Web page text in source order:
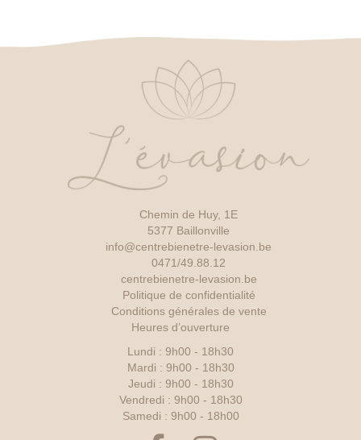
Chemin de Huy, 1E
5377 Baillonville
info@centrebienetre-levasion.be
0471/49.88.12
centrebienetre-levasion.be
Politique de confidentialité
Conditions générales de vente
Heures d’ouverture
Lundi : 9h00 - 18h30
Mardi : 9h00 - 18h30
Jeudi : 9h00 - 18h30
Vendredi : 9h00 - 18h30
Samedi : 9h00 - 18h00